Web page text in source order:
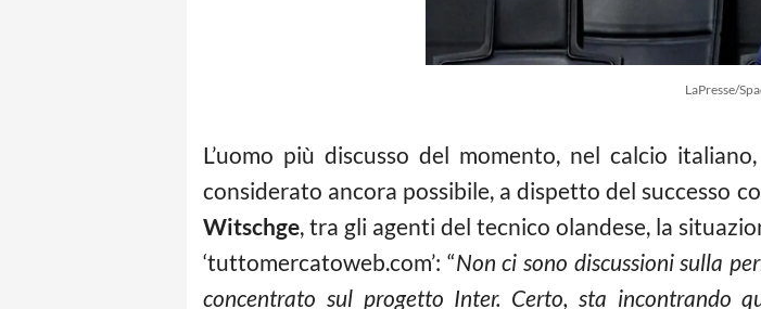
LaPresse/
L’uomo più discusso del momento, nel calcio
considerato ancora possibile, a dispetto del successo
Witschge, tra gli agenti del tecnico olandese, la
‘tuttomercatoweb.com’: “Non ci sono discussioni sulla
concentrato sul progetto Inter. Certo, sta incontrando